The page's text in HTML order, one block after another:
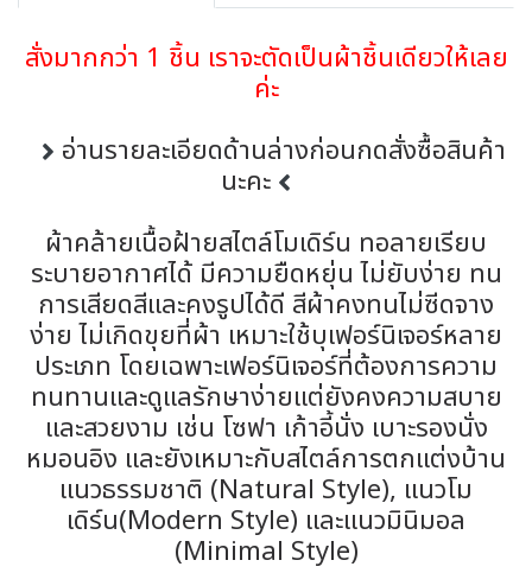
สั่งมากกว่า 1 ชิ้น เราจะตัดเป็นผ้าชิ้นเดียวให้เลย
ค่ะ
อ่านรายละเอียดด้านล่างก่อนกดสั่งซื้อสินค้า
นะคะ
ผ้าคล้ายเนื้อฝ้ายสไตล์โมเดิร์น ทอลายเรียบ
ระบายอากาศได้ มีความยืดหยุ่น ไม่ยับง่าย ทน
การเสียดสีและคงรูปได้ดี สีผ้าคงทนไม่ซีดจาง
ง่าย ไม่เกิดขุยที่ผ้า เหมาะใช้บุเฟอร์นิเจอร์หลาย
ประเภท โดยเฉพาะเฟอร์นิเจอร์ที่ต้องการความ
ทนทานและดูแลรักษาง่ายแต่ยังคงความสบาย
และสวยงาม เช่น โซฟา เก้าอี้นั่ง เบาะรองนั่ง
หมอนอิง และยังเหมาะกับสไตล์การตกแต่งบ้าน
แนวธรรมชาติ (Natural Style), แนวโม
เดิร์น(Modern Style) และแนวมินิมอล
(Minimal Style)